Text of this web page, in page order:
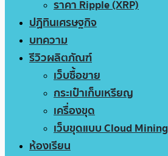
ราคา Ripple (XRP)
ปฏิทินเศรษฐกิจ
บทความ
รีวิวผลิตภัณฑ์
เว็บซื้อขาย
กระเป๋าเก็บเหรียญ
เครื่องขุด
เว็บขุดแบบ Cloud Mining
ห้องเรียน